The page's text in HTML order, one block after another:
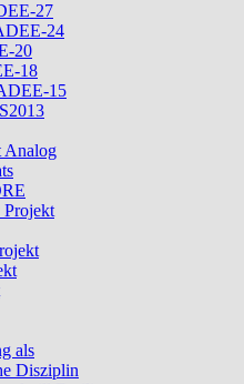
27
24
20
18
15
Analog
als
Disziplin